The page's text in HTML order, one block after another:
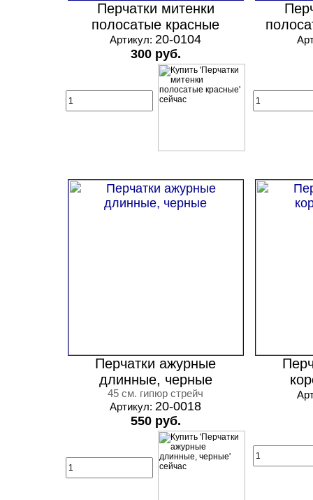
Перчатки митенки
полосатые красные
Артикул: 20-0104
300 руб.
Перчатки ажурные
длинные, черные
45 см. гипюр стрейч
Артикул: 20-0018
550 руб.